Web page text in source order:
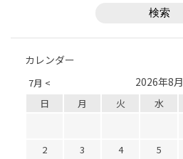
カレンダー
7月 < 2026年8月
日 月 火 水
2
3 4 5